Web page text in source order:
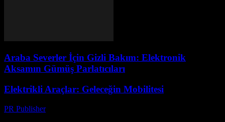
Araba Severler İçin Gizli Bakım: Elektronik
Aksamın Gümüş Parlatıcıları
Elektrikli Araçlar: Geleceğin Mobilitesi
PR Publisher-